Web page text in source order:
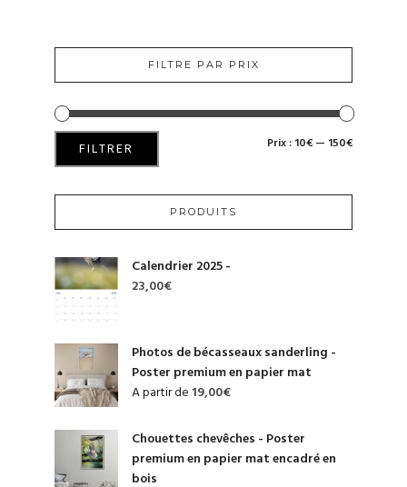
FILTRE PAR PRIX
PRIX
MIN
PRIX
MAX
FILTRER Prix : 10€ — 150€
PRODUITS
Calendrier 2025 -
23,00€
Photos de bécasseaux sanderling -
Poster premium en papier mat
A partir de 19,00€
Chouettes chevêches - Poster
premium en papier mat encadré en
bois